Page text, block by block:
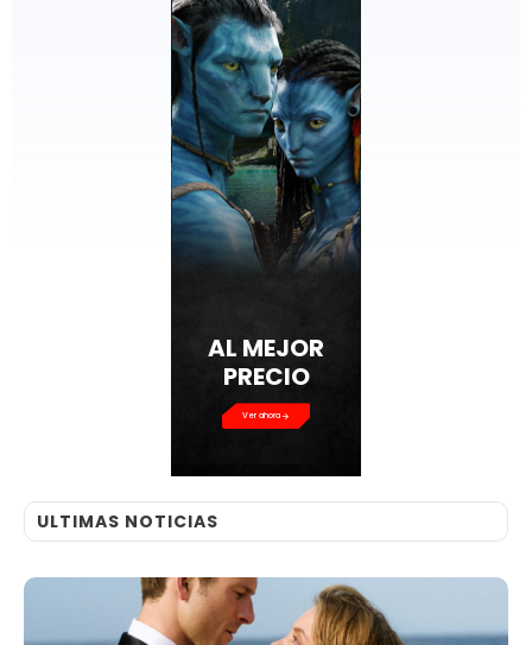
AL MEJOR
PRECIO
Ver ahora
ULTIMAS NOTICIAS